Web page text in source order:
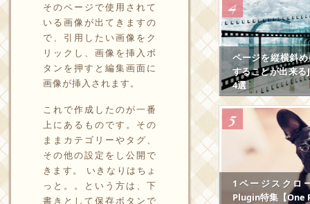
そのページで使用されて
いる画像が出てきますの
で、引用したい画像をク
リックし、画像を挿入ボ
タンを押すと編集画面に
画像が挿入されます。
これで作成したのが一番
上にあるものです。その
ままカテゴリーやタグ、
その他の設定をし公開で
きます。 いきなりはちょ
っと。。という方は、下
書きとして保存ボタンで
ページを縦横斜
することが出来
4選
1ページスクロ
Plugin特集【One